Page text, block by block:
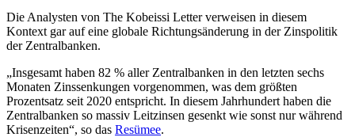
Die Analysten von The Kobeissi Letter verweisen in diesem
Kontext gar auf eine globale Richtungsänderung in der Zinspolitik
der Zentralbanken.
„Insgesamt haben 82 % aller Zentralbanken in den letzten sechs
Monaten Zinssenkungen vorgenommen, was dem größten
Prozentsatz seit 2020 entspricht. In diesem Jahrhundert haben die
Zentralbanken so massiv Leitzinsen gesenkt wie sonst nur während
Krisenzeiten“, so das Resümee.